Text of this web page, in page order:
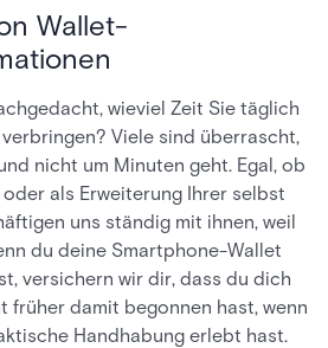
Wallet-
wieviel Zeit Sie täglich
Viele sind überrascht,
nicht um Minuten geht. Egal, ob
als Erweiterung Ihrer selbst
uns ständig mit ihnen, weil
du deine Smartphone-Wallet
versichern wir dir, dass du dich
früher damit begonnen hast, wenn
Handhabung erlebt hast.